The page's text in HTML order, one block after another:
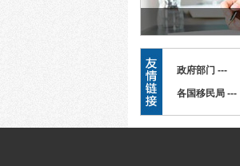
政府部门 ---
各国移民局 ---